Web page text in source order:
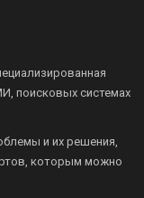
поисковых системах
и их решения,
которым можно